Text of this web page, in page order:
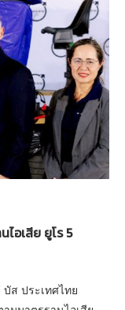
ไอเสีย ยูโร 5
ส ประเทศไทย